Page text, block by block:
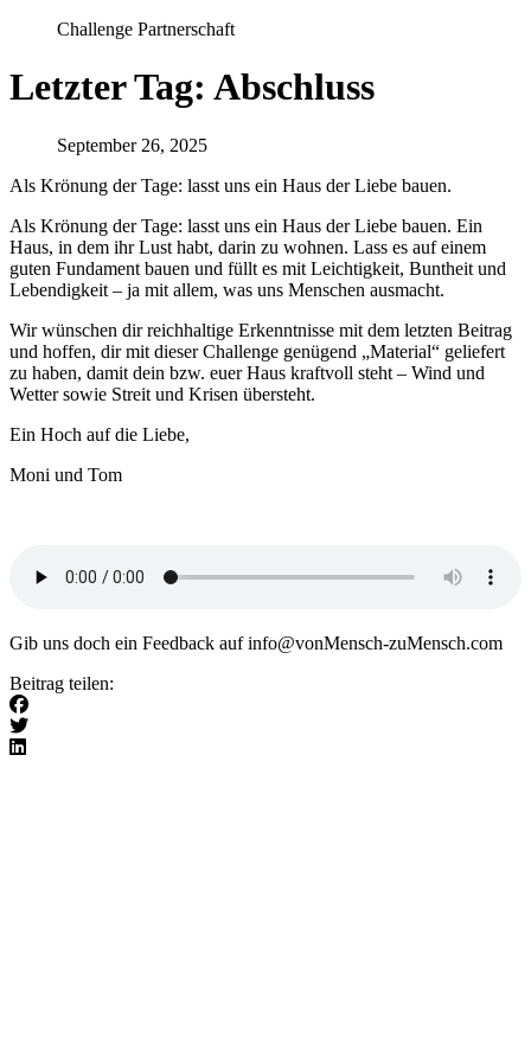
Challenge Partnerschaft
Letzter Tag: Abschluss
September 26, 2025
Als Krönung der Tage: lasst uns ein Haus der Liebe bauen.
Als Krönung der Tage: lasst uns ein Haus der Liebe bauen. Ein
Haus, in dem ihr Lust habt, darin zu wohnen. Lass es auf einem
guten Fundament bauen und füllt es mit Leichtigkeit, Buntheit und
Lebendigkeit – ja mit allem, was uns Menschen ausmacht.
Wir wünschen dir reichhaltige Erkenntnisse mit dem letzten Beitrag
und hoffen, dir mit dieser Challenge genügend „Material“ geliefert
zu haben, damit dein bzw. euer Haus kraftvoll steht – Wind und
Wetter sowie Streit und Krisen übersteht.
Ein Hoch auf die Liebe,
Moni und Tom
Gib uns doch ein Feedback auf info@vonMensch-zuMensch.com
Beitrag teilen: